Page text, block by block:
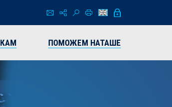
ПОМОЖЕМ НАТАШЕ